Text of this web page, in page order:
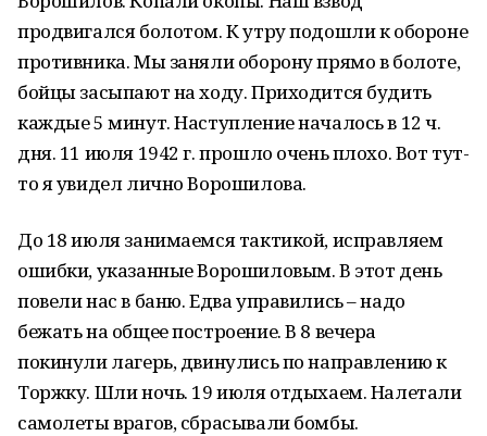
продвигался болотом. К утру подошли к обороне
противника. Мы заняли оборону прямо в болоте,
бойцы засыпают на ходу. Приходится будить
каждые 5 минут. Наступление началось в 12 ч.
дня. 11 июля 1942 г. прошло очень плохо. Вот тут-
то я увидел лично Ворошилова.
До 18 июля занимаемся тактикой, исправляем
ошибки, указанные Ворошиловым. В этот день
повели нас в баню. Едва управились – надо
бежать на общее построение. В 8 вечера
покинули лагерь, двинулись по направлению к
Торжку. Шли ночь. 19 июля отдыхаем. Налетали
самолеты врагов, сбрасывали бомбы.